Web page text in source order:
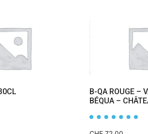
B-QA ROUGE –
BÉQUA –